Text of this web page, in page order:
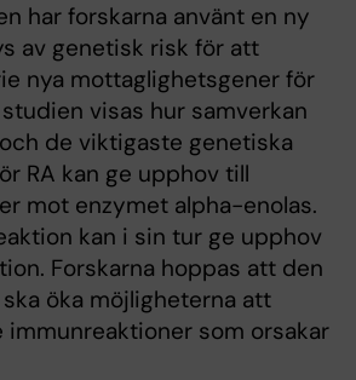
har forskarna använt en ny
av genetisk risk för att
nya mottaglighetsgener för
studien visas hur samverkan
de viktigaste genetiska
RA kan ge upphov till
mot enzymet alpha-enolas.
kan i sin tur ge upphov
Forskarna hoppas att den
öka möjligheterna att
som orsakar